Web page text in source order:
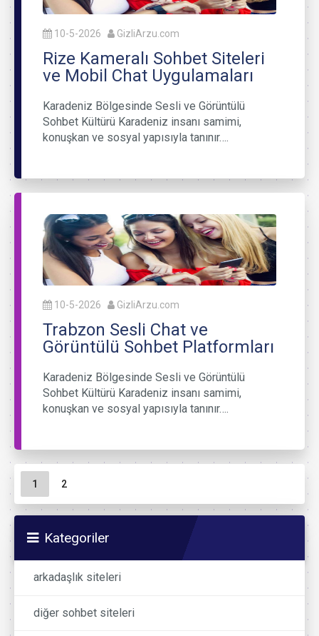
10-5-2026 GizliArzu.com
Rize Kameralı Sohbet Siteleri
ve Mobil Chat Uygulamaları
Karadeniz Bölgesinde Sesli ve Görüntülü
Sohbet Kültürü Karadeniz insanı samimi,
konuşkan ve sosyal yapısıyla tanınır….
10-5-2026 GizliArzu.com
Trabzon Sesli Chat ve
Görüntülü Sohbet Platformları
Karadeniz Bölgesinde Sesli ve Görüntülü
Sohbet Kültürü Karadeniz insanı samimi,
konuşkan ve sosyal yapısıyla tanınır….
Sayfa gezinme
Geçerli Sayfa
1 Sayfa
2
Kategoriler
arkadaşlık siteleri
diğer sohbet siteleri